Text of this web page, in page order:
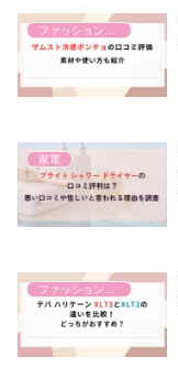
家電
ファッション雑貨